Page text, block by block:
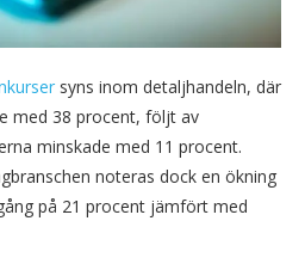
syns inom detaljhandeln, där
med 38 procent, följt av
minskade med 11 procent.
noteras dock en ökning
på 21 procent jämfört med